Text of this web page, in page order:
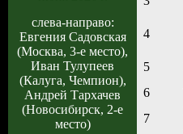
слева-направо:
Евгения Садовская
(Москва, 3-е место),
Иван Тулупеев
(Калуга, Чемпион),
Андрей Тархачев
(Новосибирск, 2-е
место)
4
5
6
7